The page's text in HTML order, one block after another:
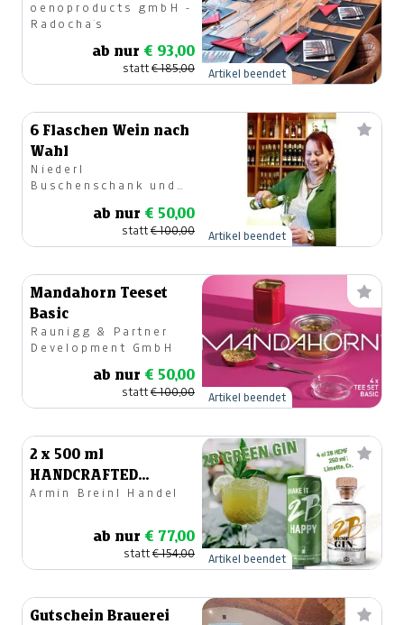
Personen
oenoproducts gmbH -
Radocha´s
ab nur € 93,00
statt€ 185,00 Artikel beendet
6 Flaschen Wein nach
Wahl
Niederl
Buschenschank und
ab nur € 50,00
statt€ 100,00 Artikel beendet
Mandahorn Teeset
Basic
Raunigg & Partner
Development GmbH
ab nur € 50,00
statt€ 100,00 Artikel beendet
2 x 500 ml
HANDCRAFTED
STYRIAN GIN
Armin Breinl Handel
ab nur € 77,00
statt€ 154,00 Artikel beendet
Gutschein Brauerei